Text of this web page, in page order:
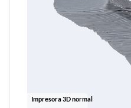
Impresora 3D normal